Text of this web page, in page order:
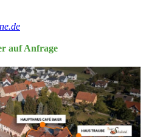
auf Anfrage